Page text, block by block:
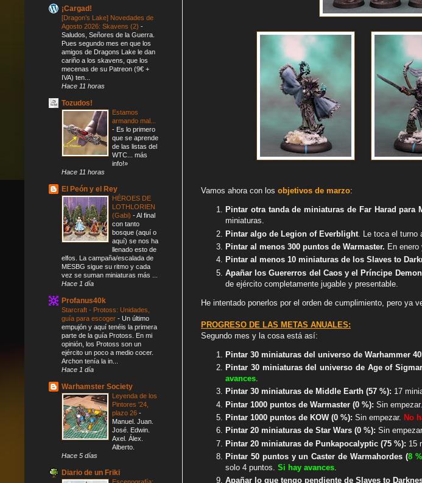
Vamos ahora con los objetivos de marzo:
Pintar otra tanda de miniaturas de Far Harad para
miniaturas.
Pintar algo de Legion of Everblight . Le toca el
Pintar al menos 300 puntos de Warmaster. En enero
Pintar al menos 10 miniaturas de los Slaves to
Apañar los Guererros del Caos y el Príncipe
de ejército completamente jugable y presentable.
He intentado ponerlos por el orden de cumplimiento, pero ya
PROGRESO DE LAS METAS ANUALES:
Segundo mes y la cosa está así:
Pintar 30 miniaturas del universo de Warhammer
Pintar 30 miniaturas del universo de Age of Sigmar
avances.
Pintar 30 miniaturas de Middle Earth (57 %): 17
Pintar 1000 puntos de Warmaster (0 %): Sin empezar.
Pintar 1000 puntos de KOW (0 %): Sin empezar. No
Pintar 20 miniaturas de Star Wars (0 %): Sin
Pintar 20 miniaturas de Punkapocalyptic (75 %): 15
Pintar 50 puntos y un Caster de Warmahordes (8 %
solo 4 puntos. Si hay avances
Apañar lo que tengo pendiente de Slaves to
¡Cargad!
[Dragon’s Lake] Novedades de
Agosto 2026: Skavens (2) -
Saludos, Señores de la Guerra.
Pues segundo mes en que los
amigos de Dragons Lake le dan
cariño a los skavens, que los
mecenas de su Patreon (9€ +
IVA) ten...
Hace 11 horas
Tozudos!
Estamos
armando mal...
- Es lo primero
que se aprende
de las listas del
WTC... más
info!»
Hace 11 horas
El Peón y el Rey
HÉROES DE
LOTHLORIEN
(Gabi) -Al final
con tanto
bosque (aquí o
aquí) se nos ha
llenado esto de
elfos. La campaña/escalada de
MESBG sigue su ritmo y cada
vez se suman miniaturas más ...
Hace 1 día
Profanus40k
Starcraft - Protoss: Unidades,
guía para escoger - Un último
empujón y aquí tenéis la primera
parte de la guía Protoss. En mi
opinión, los Protoss son un
ejército un poco a medio cocer.
Archon tenía la in...
Hace 1 día
Warhamster Society
Leyenda de los
Pintores '24,
plazo 26 -
Manuel. Juan.
José. Edwin.
Axel. Álex.
Alberto.
Hace 5 días
Diario de un Friki